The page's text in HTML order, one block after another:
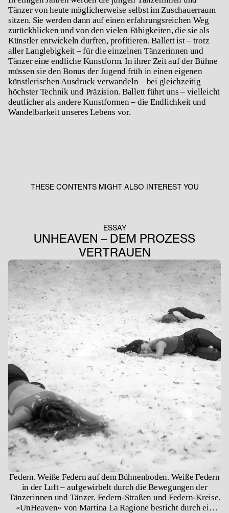
Tänzer von heute möglicherweise selbst im Zuschauerraum
sitzen. Sie werden dann auf einen erfahrungsreichen Weg
zurückblicken und von den vielen Fähigkeiten, die sie als
Künstler entwickeln durften, profitieren. Ballett ist – trotz
aller Langlebigkeit – für die einzelnen Tänzerinnen und
Tänzer eine endliche Kunstform. In ihrer Zeit auf der Bühne
müssen sie den Bonus der Jugend früh in einen eigenen
künstlerischen Ausdruck verwandeln – bei gleichzeitig
höchster Technik und Präzision. Ballett führt uns – vielleicht
deutlicher als andere Kunstformen – die Endlichkeit und
Wandelbarkeit unseres Lebens vor.
THESE CONTENTS MIGHT ALSO INTEREST YOU
ESSAY
UNHEAVEN – DEM PROZESS
VERTRAUEN
Federn. Weiße Federn auf dem Bühnenboden. Weiße Federn
in der Luft – aufgewirbelt durch die Bewegungen der
Tänzerinnen und Tänzer. Federn-Straßen und Federn-Kreise.
«UnHeaven» von Martina La Ragione besticht durch ein